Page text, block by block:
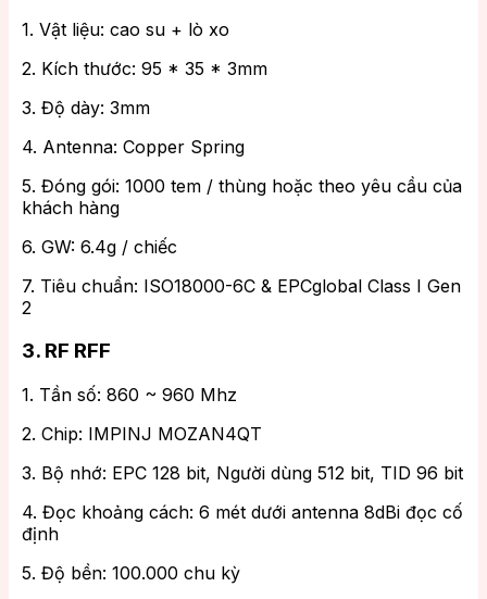
1. Vật liệu: cao su + lò xo
2. Kích thước: 95 * 35 * 3mm
3. Độ dày: 3mm
4. Antenna: Copper Spring
5. Đóng gói: 1000 tem / thùng hoặc theo yêu cầu của
khách hàng
6. GW: 6.4g / chiếc
7. Tiêu chuẩn: ISO18000-6C & EPCglobal Class I Gen
2
3. RF RFF
1. Tần số: 860 ~ 960 Mhz
2. Chip: IMPINJ MOZAN4QT
3. Bộ nhớ: EPC 128 bit, Người dùng 512 bit, TID 96 bit
4. Đọc khoảng cách: 6 mét dưới antenna 8dBi đọc cố
định
5. Độ bền: 100.000 chu kỳ